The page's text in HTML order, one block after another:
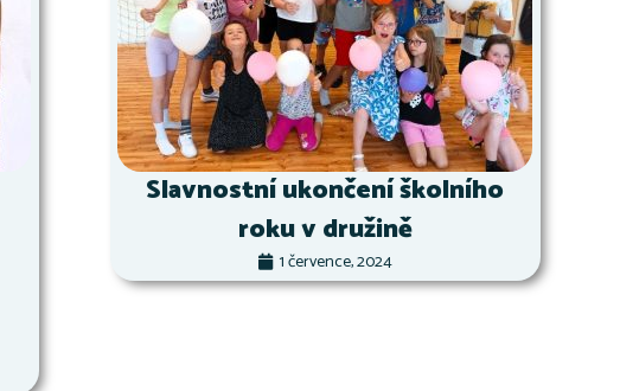
Slavnostní ukončení školního
roku v družině
1 července, 2024